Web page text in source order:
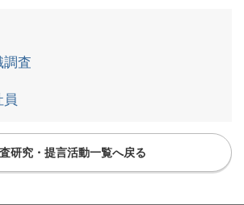
調査
員
研究・提言活動一覧へ戻る